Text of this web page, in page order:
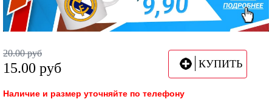
20.00 руб
15.00 руб КУПИТЬ
Наличие и размер уточняйте по телефону